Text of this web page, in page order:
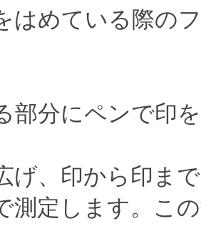
はめている際の
部分にペンで印
げ、印から印ま
測定します。こ